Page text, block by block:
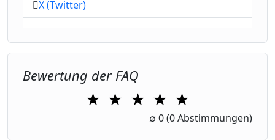
X (Twitter)
Bewertung der FAQ
★ ★
2 Stars
★
3 Stars
★
4 Stars
★
5 Stars
∅ 0(0 Abstimmungen)